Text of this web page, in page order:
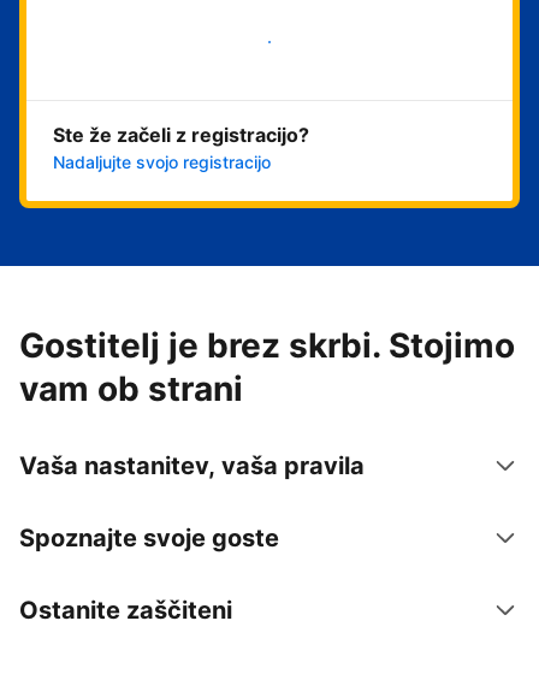
Ste že začeli z registracijo?
Nadaljujte svojo registracijo
Gostitelj je brez skrbi. Stojimo
vam ob strani
Vaša nastanitev, vaša pravila
Spoznajte svoje goste
Ostanite zaščiteni